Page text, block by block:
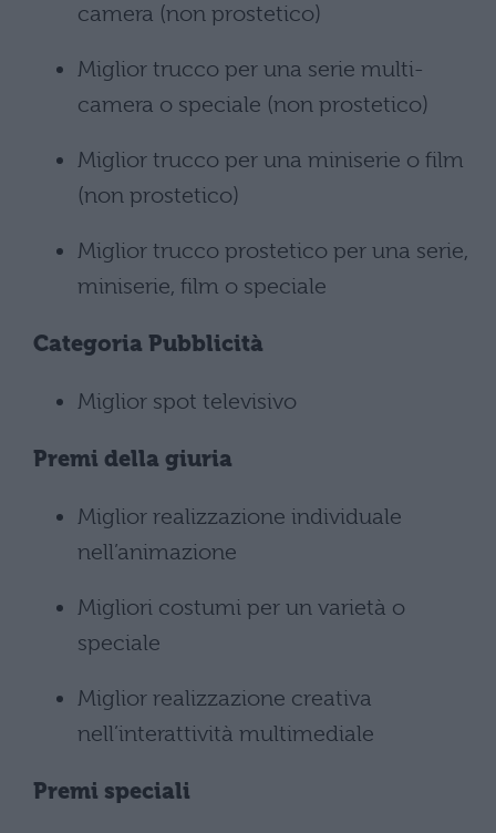
camera (non prostetico)
Miglior trucco per una serie multi-
camera o speciale (non prostetico)
Miglior trucco per una miniserie o film
(non prostetico)
Miglior trucco prostetico per una serie,
miniserie, film o speciale
Categoria Pubblicità
Miglior spot televisivo
Premi della giuria
Miglior realizzazione individuale
nell’animazione
Migliori costumi per un varietà o
speciale
Miglior realizzazione creativa
nell’interattività multimediale
Premi speciali